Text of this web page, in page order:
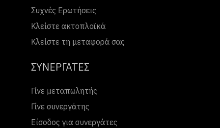
Συχνές Ερωτήσεις
Κλείστε ακτοπλοϊκά
Κλείστε τη μεταφορά σας
ΣΥΝΕΡΓΑΤΕΣ
Γίνε μεταπωλητής
Γίνε συνεργάτης
Είσοδος για συνεργάτες